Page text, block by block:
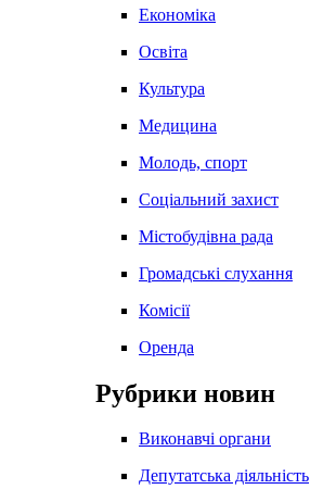
Економіка
Освіта
Культура
Медицина
Молодь, спорт
Соціальний захист
Містобудівна рада
Громадські слухання
Комісії
Оренда
Рубрики новин
Виконавчі органи
Депутатська діяльність